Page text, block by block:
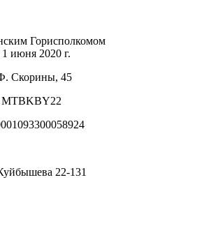
Горисполкомом
июня 2020 г.
Скорины, 45
22-131